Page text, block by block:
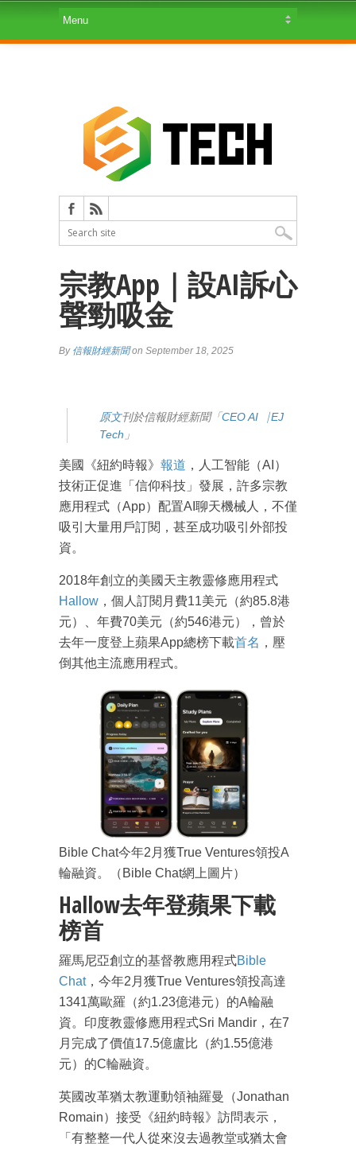
宗教App｜設AI訴心
聲勁吸金
By 信報財經新聞on September 18, 2025
原文刊於信報財經新聞「CEO AI⎹ EJ
Tech 」
美國《紐約時報》 報道 ，人工智能（AI）
技術正促進「信仰科技」發展，許多宗教
應用程式（App）配置AI聊天機械人，不僅
吸引大量用戶訂閱，甚至成功吸引外部投
資。
2018年創立的美國天主教靈修應用程式
Hallow ，個人訂閱月費11美元（約85.8港
元）、年費70美元（約546港元），曾於
去年一度登上蘋果App總榜下載首名 ，壓
倒其他主流應用程式。
Bible Chat今年2月獲True Ventures領投A
輪融資。（Bible Chat網上圖片）
Hallow去年登蘋果下載
榜首
羅馬尼亞創立的基督教應用程式Bible
Chat，今年2月獲True Ventures領投高達
1341萬歐羅（約1.23億港元）的A輪融
資。印度教靈修應用程式Sri Mandir，在7
月完成了價值17.5億盧比（約1.55億港
元）的C輪融資。
英國改革猶太教運動領袖羅曼（Jonathan
Romain）接受《紐約時報》訪問表示，
「有整整一代人從來沒去過教堂或猶太會